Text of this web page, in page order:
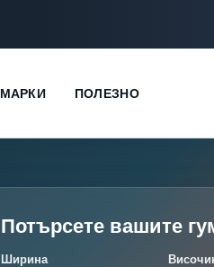
МАРКИ ПОЛЕЗНО
Потърсете вашите
Ширина